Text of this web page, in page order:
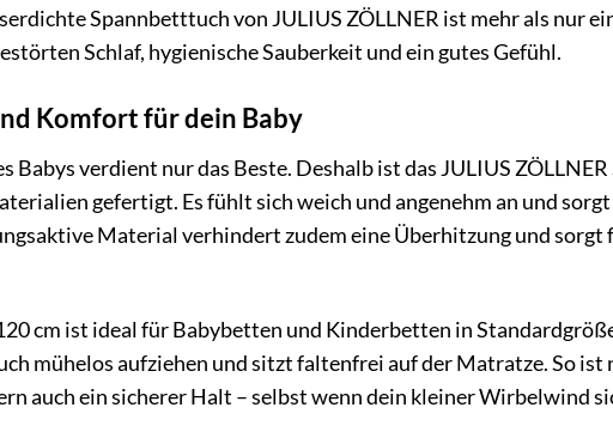
Spannbetttuch von JULIUS ZÖLLNER ist mehr als nur
Schlaf, hygienische Sauberkeit und ein gutes Gefühl.
Komfort für dein Baby
Babys verdient nur das Beste. Deshalb ist das JULIUS
gefertigt. Es fühlt sich weich und angenehm an und
Material verhindert zudem eine Überhitzung und sorgt
cm ist ideal für Babybetten und Kinderbetten in
mühelos aufziehen und sitzt faltenfrei auf der Matratze. So
auch ein sicherer Halt – selbst wenn dein kleiner Wirbelwind